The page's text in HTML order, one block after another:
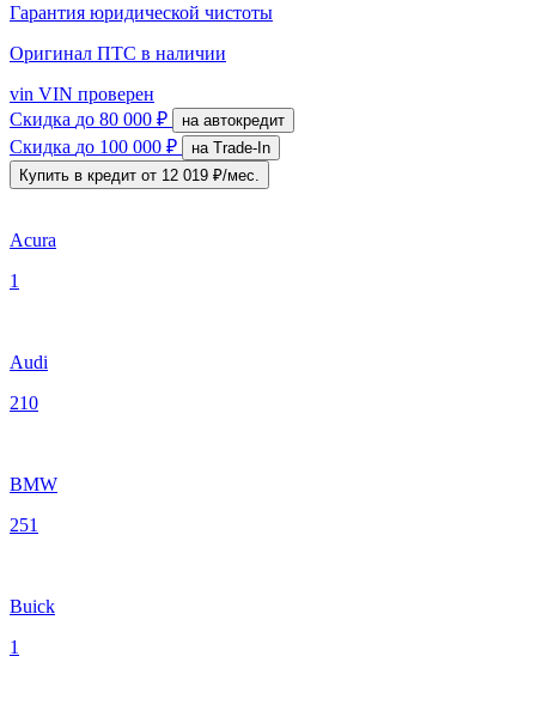
Гарантия юридической чистоты
Оригинал ПТС в наличии
vin VIN проверен
Скидка до 80 000 ₽ на автокредит
Скидка до 100 000 ₽
на Trade-In
Купить в кредит от 12 019 ₽/мес.
Acura
1
Audi
210
BMW
251
Buick
1